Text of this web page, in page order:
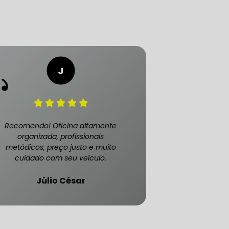
CARRO BLINDADO
Recomendo! Oficina altamente
organizada, profissionais
metódicos, preço justo e muito
cuidado com seu veículo.
Júlio César